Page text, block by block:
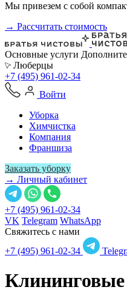
Мы привезем с собой
→ Рассчитать стоимость
Основные услуги
Люберцы
+7 (495) 961-02-34
Войти
Уборка
Химчистка
Компания
Франшиза
Заказать уборку
→ Личный кабинет
+7 (495) 961-02-34
VK Telegram WhatsApp
Свяжитесь с нами
+7 (495) 961-02-34
Клининговые